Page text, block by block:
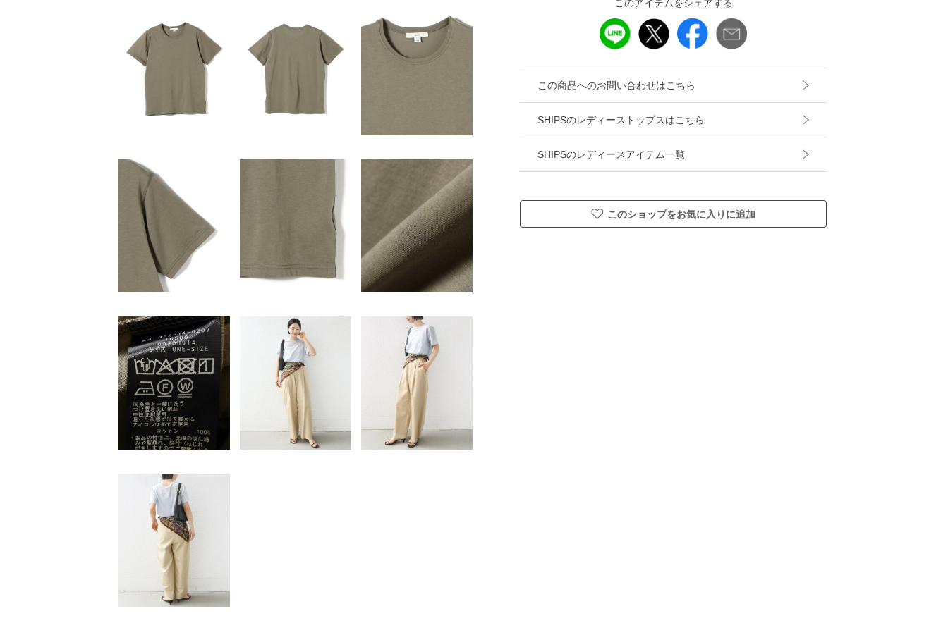
このアイテムをシェアする
この商品へのお問い合わせはこちら
SHIPSのレディーストップスはこちら
SHIPSのレディースアイテム一覧
このショップをお気に入りに追加